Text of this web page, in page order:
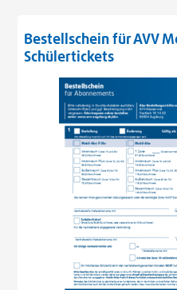
Bestellschein für AVV
Schülertickets